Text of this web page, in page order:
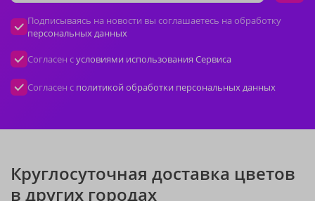
Подписываясь на новости вы соглашаетесь на обработку
персональных данных
Согласен сусловиями использования Сервиса
Согласен с политикой обработки персональных данных
Круглосуточная доставка цветов
в других городах